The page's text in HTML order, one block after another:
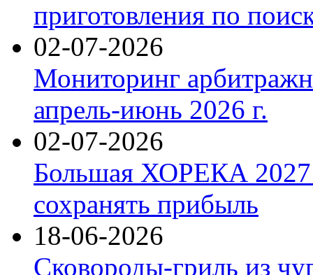
приготовления по
02-07-2026
Мониторинг
апрель-июнь 2026 г.
02-07-2026
Большая ХОРЕКА 2027:
сохранять прибыль
18-06-2026
Сковороды-гриль из